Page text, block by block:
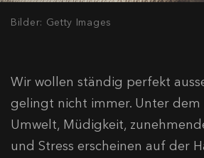
Bilder: Getty Images
Wir wollen ständig perfekt
gelingt nicht immer. Unter dem
Umwelt, Müdigkeit,
und Stress erscheinen auf der